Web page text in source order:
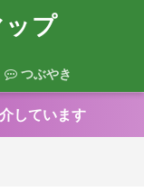
プ
つぶやき
しています